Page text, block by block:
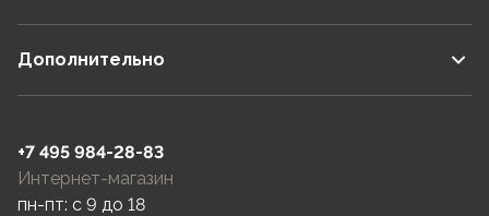
Дополнительно
+7 495 984-28-83
Интернет-магазин
пн-пт: c 9 до 18